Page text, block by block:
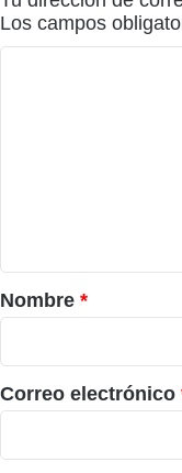
Los campos
r
i
o
*
Nombre *
Correo electrónico